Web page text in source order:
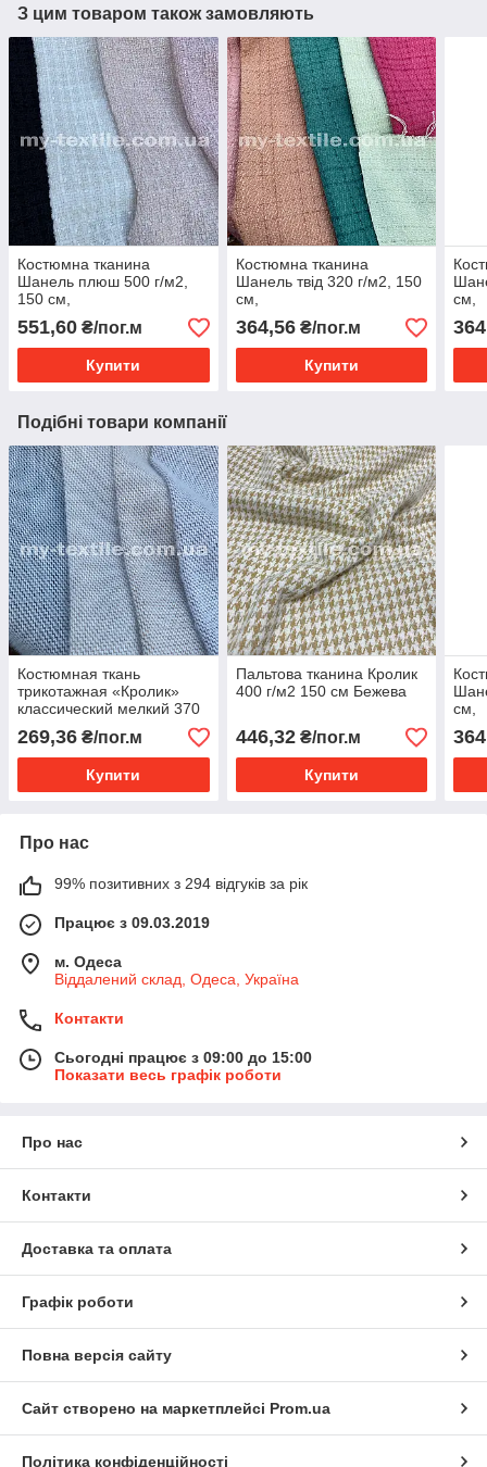
З цим товаром також замовляють
Костюмна тканина
Шанель плюш 500 г/м2,
150 см,
551,60 ₴/пог.м
Купити
Костюмна тканина
Шанель твід 320 г/м2, 150
см,
364,56₴/пог.м
Купити
см,
Подібні товари компанії
Костюмная ткань
трикотажная «Кролик»
классический мелкий 370
269,36 ₴/пог.м
Купити
Пальтова тканина Кролик
400 г/м2 150 см Бежева
446,32₴/пог.м
Купити
см,
Про нас
99% позитивних з 294 відгуків за рік
Працює з 09.03.2019
м. Одеса
Віддалений склад, Одеса, Україна
Контакти
Сьогодні працює з 09:00 до 15:00
Показати весь графік роботи
Про нас
Контакти
Доставка та оплата
Графік роботи
Повна версія сайту
Сайт створено на маркетплейсі Prom.ua
Політика конфіденційності